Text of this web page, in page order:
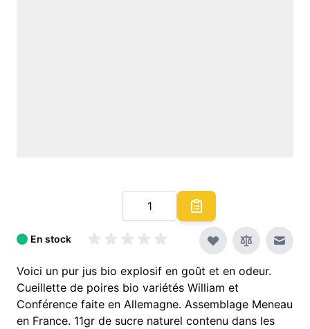
En stock
Voici un pur jus bio explosif en goût et en odeur.
Cueillette de poires bio variétés William et
Conférence faite en Allemagne. Assemblage Meneau
en France. 11gr de sucre naturel contenu dans les
Quantité